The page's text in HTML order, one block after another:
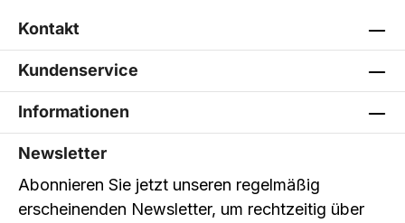
Kontakt
Kundenservice
Informationen
Newsletter
Abonnieren Sie jetzt unseren regelmäßig
erscheinenden Newsletter, um rechtzeitig über